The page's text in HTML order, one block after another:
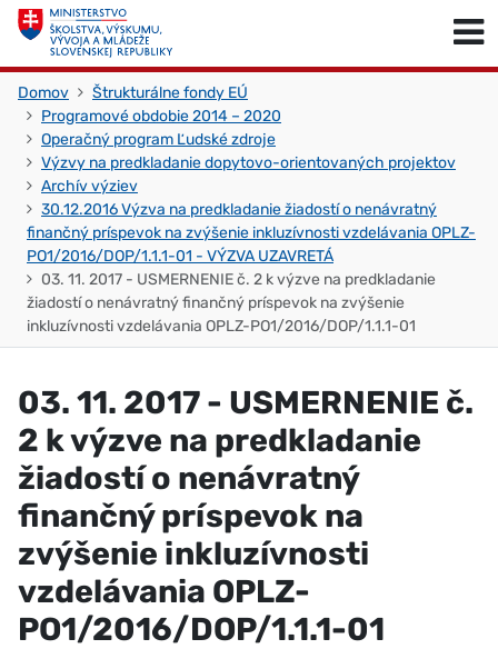
Skočiť na obsah
Domov
Štrukturálne fondy EÚ
Programové obdobie 2014 – 2020
Operačný program Ľudské zdroje
Výzvy na predkladanie dopytovo-orientovaných projektov
Archív výziev
30.12.2016 Výzva na predkladanie žiadostí o nenávratný
finančný príspevok na zvýšenie inkluzívnosti vzdelávania OPLZ-
PO1/2016/DOP/1.1.1-01 - VÝZVA UZAVRETÁ
03. 11. 2017 - USMERNENIE č. 2 k výzve na predkladanie
žiadostí o nenávratný finančný príspevok na zvýšenie
inkluzívnosti vzdelávania OPLZ-PO1/2016/DOP/1.1.1-01
03. 11. 2017 - USMERNENIE č.
2 k výzve na predkladanie
žiadostí o nenávratný
finančný príspevok na
zvýšenie inkluzívnosti
vzdelávania OPLZ-
PO1/2016/DOP/1.1.1-01
Skočiť na začiatok stránky